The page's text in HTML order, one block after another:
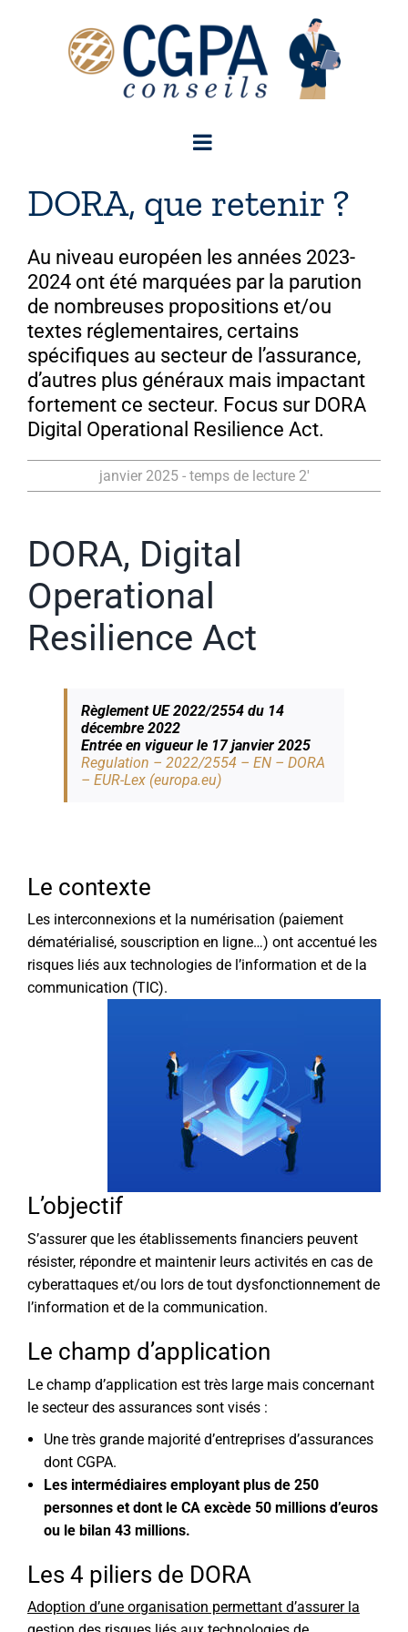
DORA, que retenir ?
Au niveau européen les années 2023-
2024 ont été marquées par la parution
de nombreuses propositions et/ou
textes réglementaires, certains
spécifiques au secteur de l’assurance,
d’autres plus généraux mais impactant
fortement ce secteur. Focus sur DORA
Digital Operational Resilience Act.
janvier 2025 - temps de lecture 2'
DORA, Digital
Operational
Resilience Act
Règlement UE 2022/2554 du 14
décembre 2022
Entrée en vigueur le 17 janvier 2025
Regulation – 2022/2554 – EN – DORA
– EUR-Lex (europa.eu)
Le contexte
Les interconnexions et la numérisation (paiement
dématérialisé, souscription en ligne…) ont accentué les
risques liés aux technologies de l’information et de la
communication (TIC).
L’objectif
S’assurer que les établissements financiers peuvent
résister, répondre et maintenir leurs activités en cas de
cyberattaques et/ou lors de tout dysfonctionnement de
l’information et de la communication.
Le champ d’application
Le champ d’application est très large mais concernant
le secteur des assurances sont visés :
Une très grande majorité d’entreprises d’assurances
dont CGPA.
Les intermédiaires employant plus de 250
personnes et dont le CA excède 50 millions d’euros
ou le bilan 43 millions.
Les 4 piliers de DORA
Adoption d’une organisation permettant d’assurer la